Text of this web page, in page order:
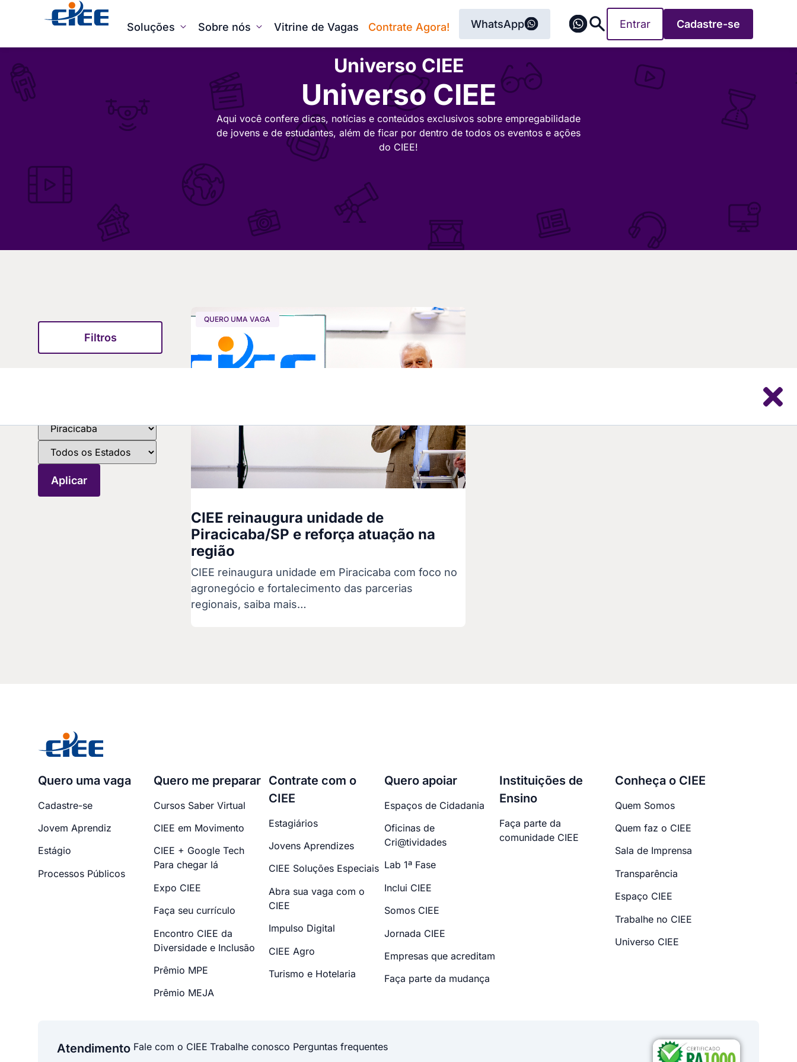
Soluções Sobre nós Vitrine de Vagas Contrate Agora! WhatsApp Entrar Cadastre-se
Universo CIEE
Universo CIEE
Aqui você confere dicas, notícias e conteúdos exclusivos sobre empregabilidade
de jovens e de estudantes, além de ficar por dentro de todos os eventos e ações
do CIEE!
Filtros
QUERO UMA VAGA
CIEE reinaugura unidade de
Piracicaba/SP e reforça atuação na
região
CIEE reinaugura unidade em Piracicaba com foco no
agronegócio e fortalecimento das parcerias
regionais, saiba mais…
Quero uma vaga
Cadastre-se
Jovem Aprendiz
Estágio
Processos Públicos
Quero me preparar
Cursos Saber Virtual
CIEE em Movimento
CIEE + Google Tech
Para chegar lá
Expo CIEE
Faça seu currículo
Encontro CIEE da
Diversidade e Inclusão
Prêmio MPE
Prêmio MEJA
Contrate com o
CIEE
Estagiários
Jovens Aprendizes
CIEE Soluções Especiais
Abra sua vaga com o
CIEE
Impulso Digital
CIEE Agro
Turismo e Hotelaria
Quero apoiar
Espaços de Cidadania
Oficinas de
Cri@tividades
Lab 1ª Fase
Inclui CIEE
Somos CIEE
Jornada CIEE
Empresas que acreditam
Faça parte da mudança
Instituições de
Ensino
Faça parte da
comunidade CIEE
Conheça o CIEE
Quem Somos
Quem faz o CIEE
Sala de Imprensa
Transparência
Espaço CIEE
Trabalhe no CIEE
Universo CIEE
Atendimento Fale com o CIEE Trabalhe conosco Perguntas frequentes